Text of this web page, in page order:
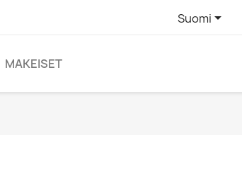
Suomi
MAKEISET